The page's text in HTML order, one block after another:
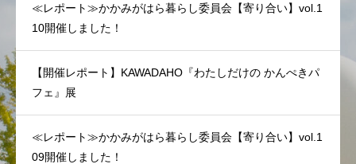
≪レポート≫かかみがはら暮らし委員会【寄り合い】vol.1
10開催しました！
【開催レポート】KAWADAHO『わたしだけの かんぺきパ
フェ』展
≪レポート≫かかみがはら暮らし委員会【寄り合い】vol.1
09開催しました！